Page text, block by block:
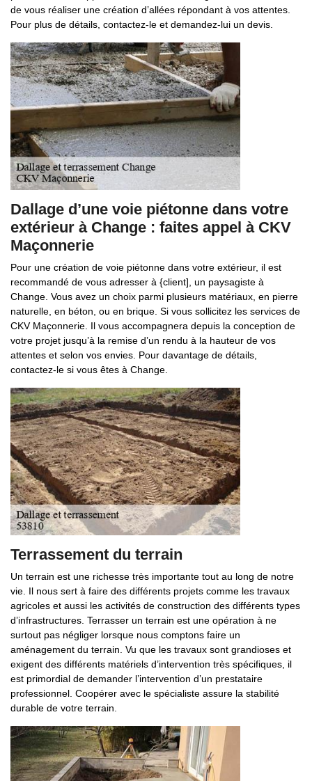
de vous réaliser une création d’allées répondant à vos attentes.
Pour plus de détails, contactez-le et demandez-lui un devis.
Dallage d’une voie piétonne dans votre
extérieur à Change : faites appel à CKV
Maçonnerie
Pour une création de voie piétonne dans votre extérieur, il est
recommandé de vous adresser à {client], un paysagiste à
Change. Vous avez un choix parmi plusieurs matériaux, en pierre
naturelle, en béton, ou en brique. Si vous sollicitez les services de
CKV Maçonnerie. Il vous accompagnera depuis la conception de
votre projet jusqu’à la remise d’un rendu à la hauteur de vos
attentes et selon vos envies. Pour davantage de détails,
contactez-le si vous êtes à Change.
Terrassement du terrain
Un terrain est une richesse très importante tout au long de notre
vie. Il nous sert à faire des différents projets comme les travaux
agricoles et aussi les activités de construction des différents types
d’infrastructures. Terrasser un terrain est une opération à ne
surtout pas négliger lorsque nous comptons faire un
aménagement du terrain. Vu que les travaux sont grandioses et
exigent des différents matériels d’intervention très spécifiques, il
est primordial de demander l’intervention d’un prestataire
professionnel. Coopérer avec le spécialiste assure la stabilité
durable de votre terrain.